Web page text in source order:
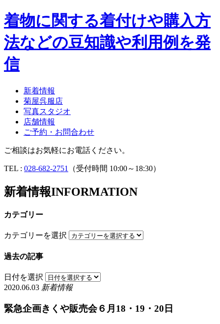
着物に関する着付けや購入方
法などの豆知識や利用例を発
信
新着情報
菊屋呉服店
写真スタジオ
店舗情報
ご予約・お問合わせ
ご相談はお気軽にお電話ください。
TEL : 028-682-2751 （受付時間 10:00～18:30）
新着情報INFORMATION
カテゴリー
カテゴリーを選択
過去の記事
日付を選択
2020.06.03 新着情報
緊急企画きくや販売会６月18・19・20日